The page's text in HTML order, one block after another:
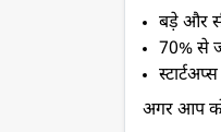
बड़े और
70% से
अगर आप